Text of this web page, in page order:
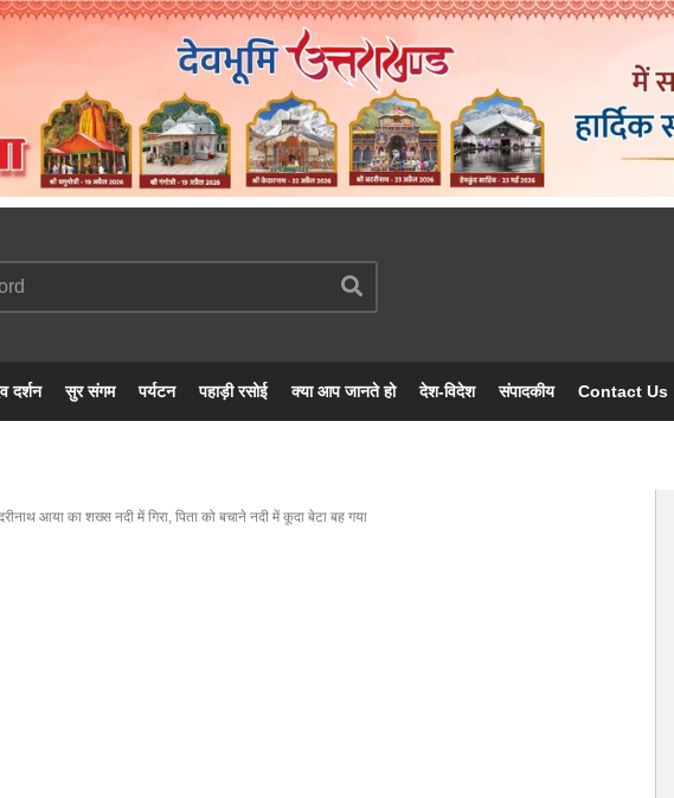
दर्शन सुर संगम पर्यटन पहाड़ी रसोई क्या आप जानते हो देश-विदेश संपादकीय Contact Us
आया का शख्स नदी में गिरा, पिता को बचाने नदी में कूदा बेटा बह गया